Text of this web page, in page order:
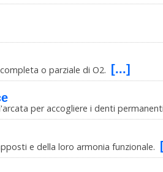
o parziale di O2. [...]
per accogliere i denti
e della loro armonia funzionale.